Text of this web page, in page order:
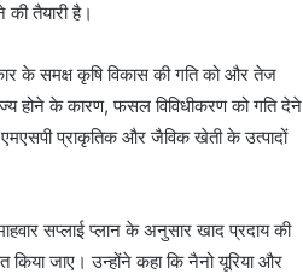
तैयारी है।
के समक्ष कृषि विकास की गति को और तेज
होने के कारण, फसल विविधीकरण को गति देने
प्राकृतिक और जैविक खेती के उत्पादों
सप्लाई प्लान के अनुसार खाद प्रदाय की
किया जाए। उन्होंने कहा कि नैनो यूरिया और